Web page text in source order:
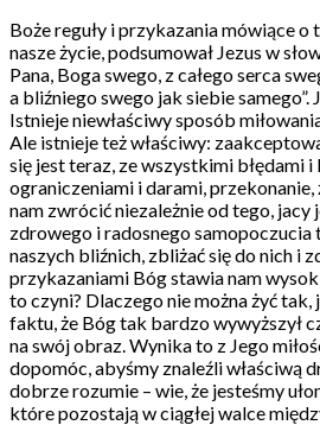
Boże reguły i przykazania mówiące o
nasze życie, podsumował Jezus w
Pana, Boga swego, z całego serca
a bliźniego swego jak siebie samego”.
Istnieje niewłaściwy sposób
Ale istnieje też właściwy:
się jest teraz, ze wszystkimi błędami i
ograniczeniami i darami, przekonanie,
nam zwrócić niezależnie od tego, jacy
zdrowego i radosnego samopoczucia
naszych bliźnich, zbliżać się do nich i
przykazaniami Bóg stawia nam
to czyni? Dlaczego nie można żyć
faktu, że Bóg tak bardzo wywyższył
na swój obraz. Wynika to z Jego
dopomóc, abyśmy znaleźli właściwą
dobrze rozumie – wie, że jesteśmy
które pozostają w ciągłej walce